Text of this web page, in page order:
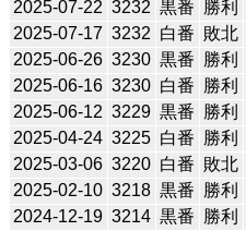
2025-07-22 3232 黒番 勝利
2025-07-17 3232 白番 敗北
2025-06-26 3230 黒番 勝利
2025-06-16 3230 白番 勝利
2025-06-12 3229 黒番 勝利
2025-04-24 3225 白番 勝利
2025-03-06 3220 白番 敗北
2025-02-10 3218 黒番 勝利
2024-12-19 3214 黒番 勝利